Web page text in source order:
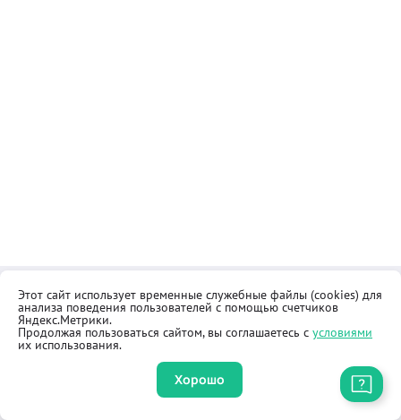
Контакты
Как купить
Общественная приёмная
Реквизиты
Оферта
Правила продажи товаров
Этот сайт использует временные служебные файлы (cookies) для
анализа поведения пользователей с помощью счетчиков
Яндекс.Метрики.
Продолжая пользоваться сайтом, вы соглашаетесь с условиями
их использования.
Хорошо